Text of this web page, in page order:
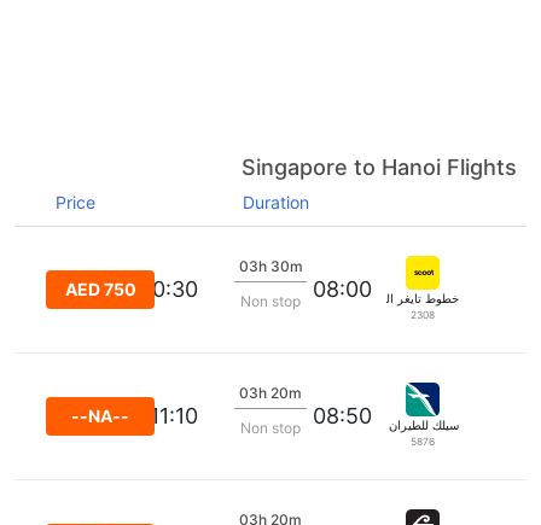
Singapore to Hanoi Flights
Duration
Price
خطوط تايغر الجوية
2308
08:00
03h 30m
Non stop
10:30
AED 750
سيلك للطيران (سنغافورة) الخاصة المحدودة
5876
08:50
03h 20m
Non stop
11:10
--NA--
03h 20m